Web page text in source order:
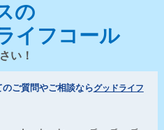
の
イフコール
い！
ご質問やご相談ならグッドライフ